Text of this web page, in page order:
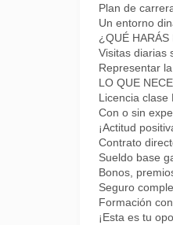
Plan de
Un entorno
¿QUÉ
Visitas diarias
Representar
LO QUE
Licencia
Con o sin
¡Actitud
Contrato
Sueldo base
Bonos,
Seguro
Formación
¡Esta es tu